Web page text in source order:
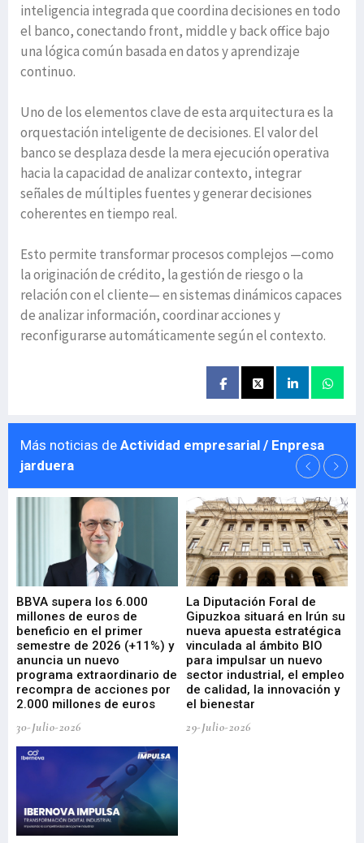
inteligencia integrada que coordina decisiones en todo
el banco, conectando front, middle y back office bajo
una lógica común basada en datos y aprendizaje
continuo.
Uno de los elementos clave de esta arquitectura es la
orquestación inteligente de decisiones. El valor del
banco se desplaza desde la mera ejecución operativa
hacia la capacidad de analizar contexto, integrar
señales de múltiples fuentes y generar decisiones
coherentes en tiempo real.
Esto permite transformar procesos complejos —como
la originación de crédito, la gestión de riesgo o la
relación con el cliente— en sistemas dinámicos capaces
de analizar información, coordinar acciones y
reconfigurarse automáticamente según el contexto.
Más noticias de Actividad empresarial / Enpresa
jarduera
BBVA supera los 6.000
millones de euros de
beneficio en el primer
semestre de 2026 (+11%) y
anuncia un nuevo
programa extraordinario de
recompra de acciones por
2.000 millones de euros
30-Julio-2026
La Diputación Foral de
Gipuzkoa situará en Irún su
nueva apuesta estratégica
vinculada al ámbito BIO
para impulsar un nuevo
sector industrial, el empleo
de calidad, la innovación y
el bienestar
29-Julio-2026